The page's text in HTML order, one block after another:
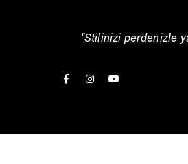
"Stilinizi perdenizle